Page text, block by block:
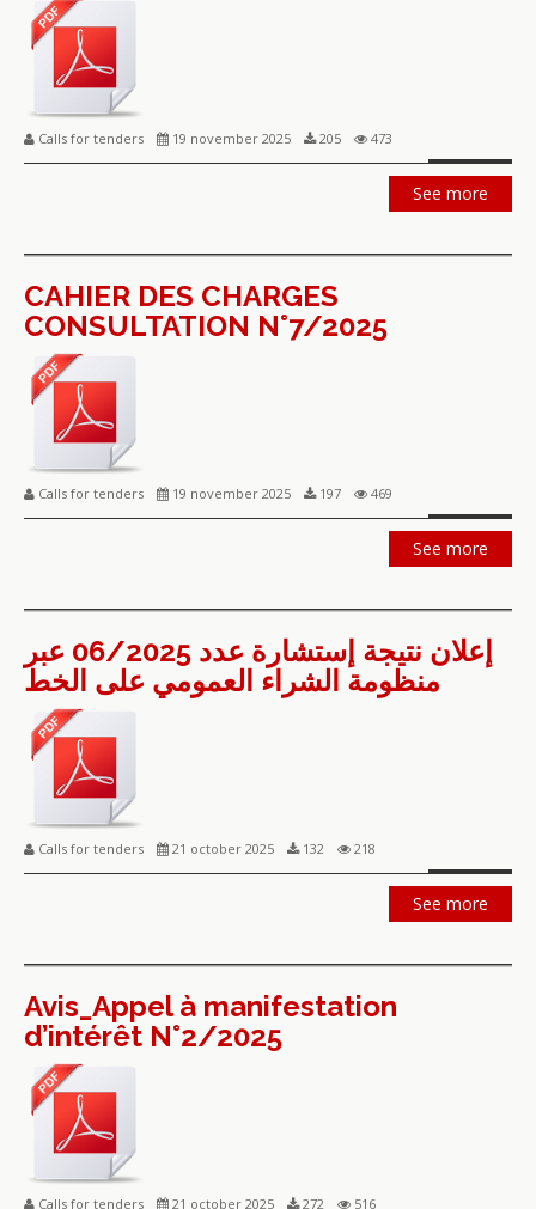
Calls for tenders 19 november 2025 205 473
See more
CAHIER DES CHARGES
CONSULTATION N°7/2025
Calls for tenders 19 november 2025 197 469
See more
إعلان نتيجة إستشارة عدد 06/2025 عبر
منظومة الشراء العمومي على الخط
Calls for tenders 21 october 2025 132 218
See more
Avis_Appel à manifestation
d’intérêt N°2/2025
Calls for tenders 21 october 2025 272 516